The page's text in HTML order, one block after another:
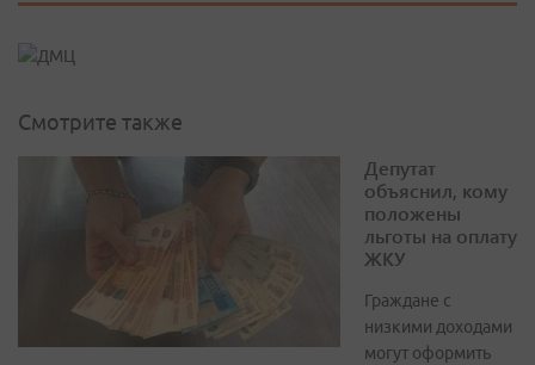
Смотрите также
Депутат
объяснил, кому
положены
льготы на оплату
ЖКУ
Граждане с
низкими доходами
могут оформить